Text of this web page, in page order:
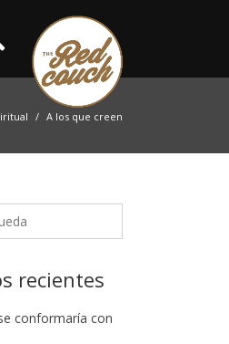
A los que creen
recientes
conformaría con